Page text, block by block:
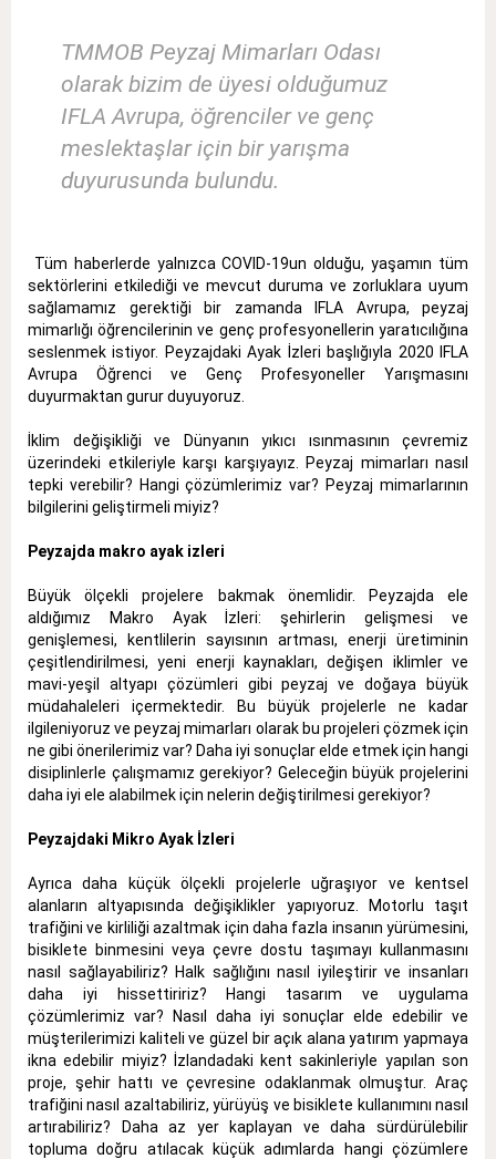
TMMOB Peyzaj Mimarları Odası
olarak bizim de üyesi olduğumuz
IFLA Avrupa, öğrenciler ve genç
meslektaşlar için bir yarışma
duyurusunda bulundu.
Tüm haberlerde yalnızca COVID-19un olduğu, yaşamın tüm
sektörlerini etkilediği ve mevcut duruma ve zorluklara uyum
sağlamamız gerektiği bir zamanda IFLA Avrupa, peyzaj
mimarlığı öğrencilerinin ve genç profesyonellerin yaratıcılığına
seslenmek istiyor. Peyzajdaki Ayak İzleri başlığıyla 2020 IFLA
Avrupa Öğrenci ve Genç Profesyoneller Yarışmasını
duyurmaktan gurur duyuyoruz.
İklim değişikliği ve Dünyanın yıkıcı ısınmasının çevremiz
üzerindeki etkileriyle karşı karşıyayız. Peyzaj mimarları nasıl
tepki verebilir? Hangi çözümlerimiz var? Peyzaj mimarlarının
bilgilerini geliştirmeli miyiz?
Peyzajda makro ayak izleri
Büyük ölçekli projelere bakmak önemlidir. Peyzajda ele
aldığımız Makro Ayak İzleri: şehirlerin gelişmesi ve
genişlemesi, kentlilerin sayısının artması, enerji üretiminin
çeşitlendirilmesi, yeni enerji kaynakları, değişen iklimler ve
mavi-yeşil altyapı çözümleri gibi peyzaj ve doğaya büyük
müdahaleleri içermektedir. Bu büyük projelerle ne kadar
ilgileniyoruz ve peyzaj mimarları olarak bu projeleri çözmek için
ne gibi önerilerimiz var? Daha iyi sonuçlar elde etmek için hangi
disiplinlerle çalışmamız gerekiyor? Geleceğin büyük projelerini
daha iyi ele alabilmek için nelerin değiştirilmesi gerekiyor?
Peyzajdaki Mikro Ayak İzleri
Ayrıca daha küçük ölçekli projelerle uğraşıyor ve kentsel
alanların altyapısında değişiklikler yapıyoruz. Motorlu taşıt
trafiğini ve kirliliği azaltmak için daha fazla insanın yürümesini,
bisiklete binmesini veya çevre dostu taşımayı kullanmasını
nasıl sağlayabiliriz? Halk sağlığını nasıl iyileştirir ve insanları
daha iyi hissettiririz? Hangi tasarım ve uygulama
çözümlerimiz var? Nasıl daha iyi sonuçlar elde edebilir ve
müşterilerimizi kaliteli ve güzel bir açık alana yatırım yapmaya
ikna edebilir miyiz? İzlandadaki kent sakinleriyle yapılan son
proje, şehir hattı ve çevresine odaklanmak olmuştur. Araç
trafiğini nasıl azaltabiliriz, yürüyüş ve bisiklete kullanımını nasıl
artırabiliriz? Daha az yer kaplayan ve daha sürdürülebilir
topluma doğru atılacak küçük adımlarda hangi çözümlere